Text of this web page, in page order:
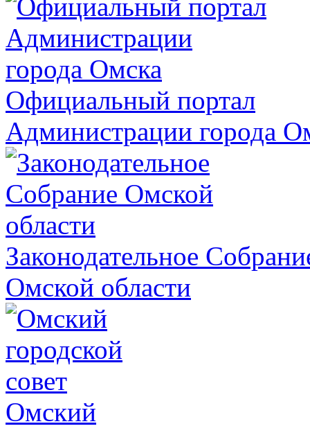
Официальный портал
Администрации города
Законодательное
Омской области
Омский